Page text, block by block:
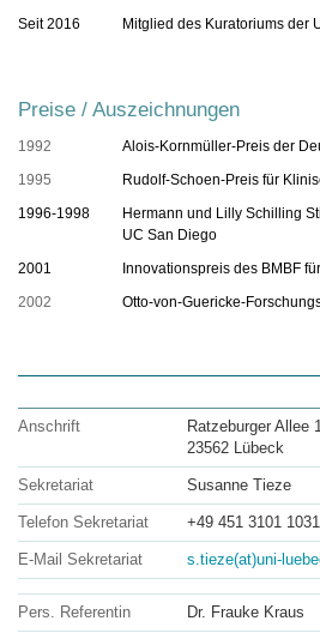
Seit 2016
Mitglied des Kuratoriums der
Preise / Auszeichnungen
1992
Alois-Kornmüller-Preis der
1995
Rudolf-Schoen-Preis für
1996-1998
Hermann und Lilly Schilling
UC San Diego
2001
Innovationspreis des BMBF
2002
Otto-von-Guericke-
Anschrift
Ratzeburger Allee
23562 Lübeck
Sekretariat Susanne Tieze
Telefon Sekretariat +49 451 3101 1031
E-Mail Sekretariat s.tieze(at)uni-
Pers. Referentin Dr. Frauke Kraus